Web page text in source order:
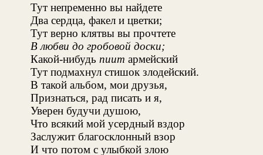
Тут непременно вы найдете
Два сердца, факел и цветки;
Тут верно клятвы вы прочтете
В любви до гробовой доски;
Какой-нибудь пиит армейский
Тут подмахнул стишок злодейский.
В такой альбом, мои друзья,
Признаться, рад писать и я,
Уверен будучи душою,
Что всякий мой усердный вздор
Заслужит благосклонный взор
И что потом с улыбкой злою